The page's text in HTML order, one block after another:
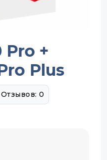
+
Plus
Отзывов: 0